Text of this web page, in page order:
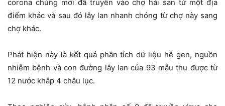
corona chủng mới đã truyền vào chợ hải sản từ một địa
điểm khác và sau đó lây lan nhanh chóng từ chợ này sang
chợ khác.
Phát hiện này là kết quả phân tích dữ liệu hệ gen, nguồn
nhiễm bệnh và con đường lây lan của 93 mẫu thu được từ
12 nước khắp 4 châu lục.